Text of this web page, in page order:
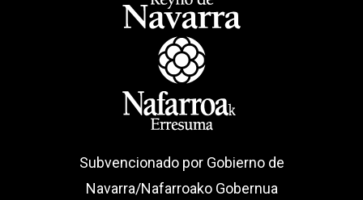
Subvencionado por Gobierno de
Navarra/Nafarroako Gobernua